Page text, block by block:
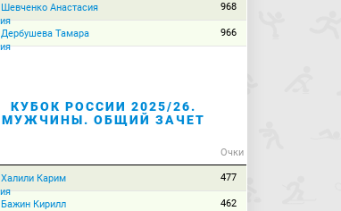
Шевченко Анастасия 968
Дербушева Тамара 966
КУБОК РОССИИ 2025/26.
МУЖЧИНЫ. ОБЩИЙ ЗАЧЕТ
Очки
Халили Карим 477
Бажин Кирилл 462